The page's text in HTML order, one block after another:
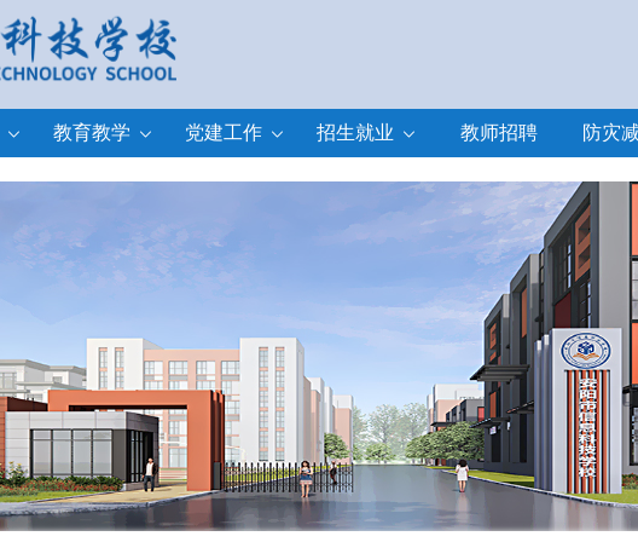
教育教学 党建工作 招生就业 教师招聘 防灾